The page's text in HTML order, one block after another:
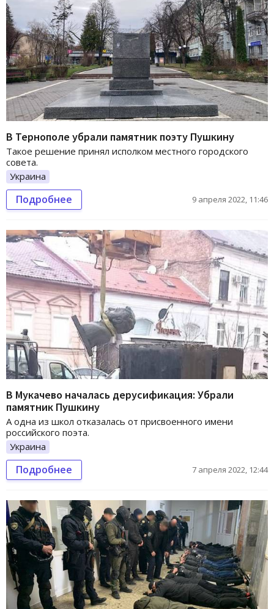
В Тернополе убрали памятник поэту Пушкину
Такое решение принял исполком местного городского
совета.
Украина
Подробнее 9 апреля 2022, 11:46
В Мукачево началась дерусификация: Убрали
памятник Пушкину
А одна из школ отказалась от присвоенного имени
российского поэта.
Украина
Подробнее 7 апреля 2022, 12:44